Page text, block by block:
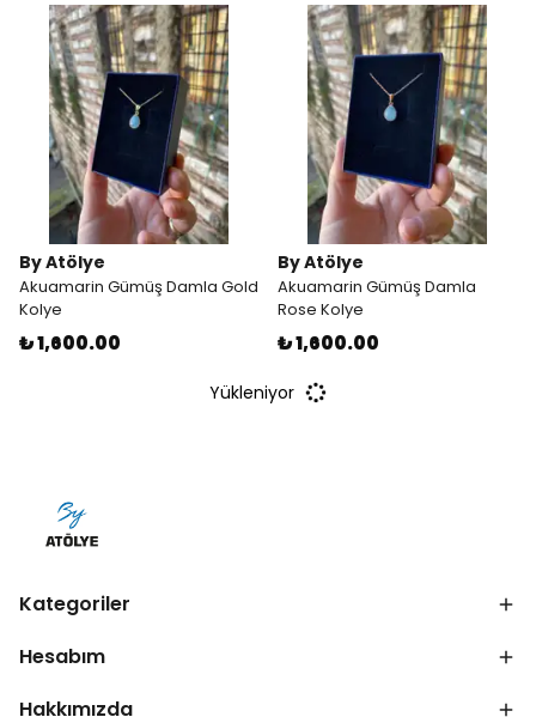
By Atölye
Akuamarin Gümüş Damla Gold
Kolye
₺ 1,600.00
By Atölye
Akuamarin Gümüş Damla
Rose Kolye
₺ 1,600.00
Yükleniyor
Kategoriler
Hesabım
Hakkımızda